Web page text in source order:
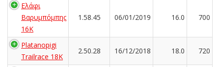
Ελάφι
Βαρυμπόμπης
16K
1.58.45 06/01/2019 16.0 700
Platanopigi
Trailrace 18K
2.50.28 16/12/2018 18.0 720